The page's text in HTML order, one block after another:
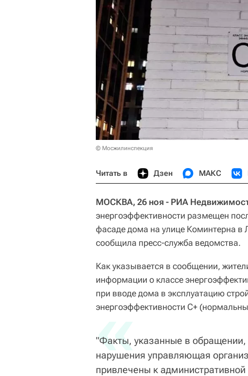
© Мосжилинспекция
Читать в Дзен МАКС
МОСКВА, 26 ноя - РИА
энергоэффективности размещен
фасаде дома на улице Коминтерна
сообщила пресс-служба ведомства.
Как указывается в сообщении,
информации о классе
при вводе дома в эксплуатацию
энергоэффективности С+
«
"Факты, указанные в
нарушения управляющая
привлечены к